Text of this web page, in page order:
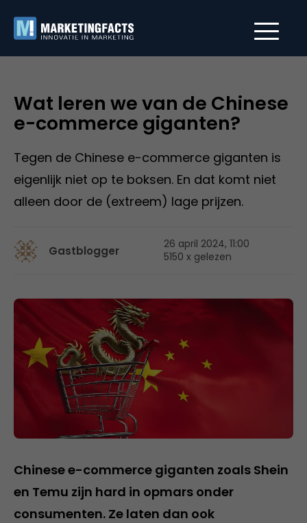
Wat leren we van de Chinese
e-commerce giganten?
Tegen de Chinese e-commerce giganten is
eigenlijk niet op te boksen. En dat komt niet
alleen door de (extreem) lage prijzen.
Gastblogger
26 april 2024, 11:00
5150 x gelezen
Chinese e-commerce giganten zoals Shein
en Temu zijn hard in opmars onder
consumenten. Ze laten dan ook